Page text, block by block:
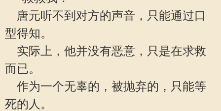
唐元听不到对方的声音，只能通过口
型得知。
实际上，他并没有恶意，只是在求救
而已。
作为一个无辜的，被抛弃的，只能等
死的人。